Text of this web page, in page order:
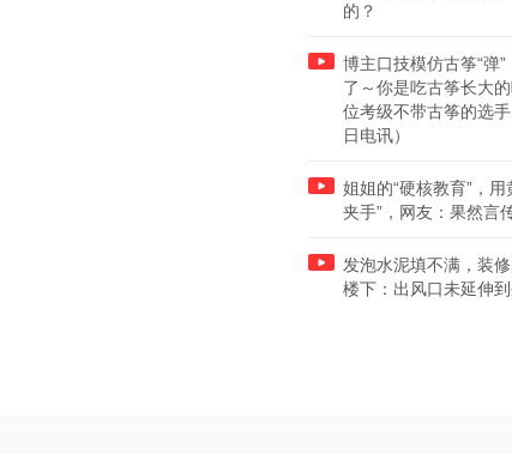
的？
博主口技模仿古筝“弹
了～你是吃古筝长大
位考级不带古筝的选
日电讯）
姐姐的“硬核教育”，
夹手”，网友：果然言
发泡水泥填不满，装
楼下：出风口未延伸